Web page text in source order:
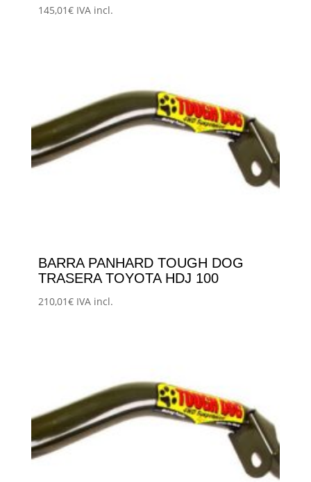
145,01€ IVA incl.
BARRA PANHARD TOUGH DOG
TRASERA TOYOTA HDJ 100
210,01€ IVA incl.